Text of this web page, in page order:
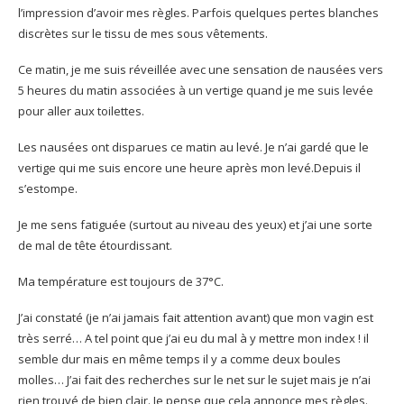
l’impression d’avoir mes règles. Parfois quelques pertes blanches
discrètes sur le tissu de mes sous vêtements.
Ce matin, je me suis réveillée avec une sensation de nausées vers
5 heures du matin associées à un vertige quand je me suis levée
pour aller aux toilettes.
Les nausées ont disparues ce matin au levé. Je n’ai gardé que le
vertige qui me suis encore une heure après mon levé.Depuis il
s’estompe.
Je me sens fatiguée (surtout au niveau des yeux) et j’ai une sorte
de mal de tête étourdissant.
Ma température est toujours de 37°C.
J’ai constaté (je n’ai jamais fait attention avant) que mon vagin est
très serré… A tel point que j’ai eu du mal à y mettre mon index ! il
semble dur mais en même temps il y a comme deux boules
molles… J’ai fait des recherches sur le net sur le sujet mais je n’ai
rien trouvé de bien clair. Je pense que cela annonce mes règles.